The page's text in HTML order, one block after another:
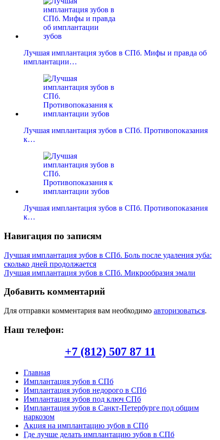
Лучшая имплантация зубов в СПб. Мифы и правда об
имплантации…
Лучшая имплантация зубов в СПб. Противопоказания
к…
Лучшая имплантация зубов в СПб. Противопоказания
к…
Навигация по записям
Лучшая имплантация зубов в СПб. Боль после удаления зуба:
сколько дней продолжается
Лучшая имплантация зубов в СПб. Микрообразия эмали
Добавить комментарий
Для отправки комментария вам необходимо авторизоваться.
Наш телефон:
+7 (812) 507 87 11
Главная
Имплантация зубов в СПб
Имплантация зубов недорого в СПб
Имплантация зубов под ключ СПб
Имплантация зубов в Санкт-Петербурге под общим
наркозом
Акция на имплантацию зубов в СПб
Где лучше делать имплантацию зубов в СПб